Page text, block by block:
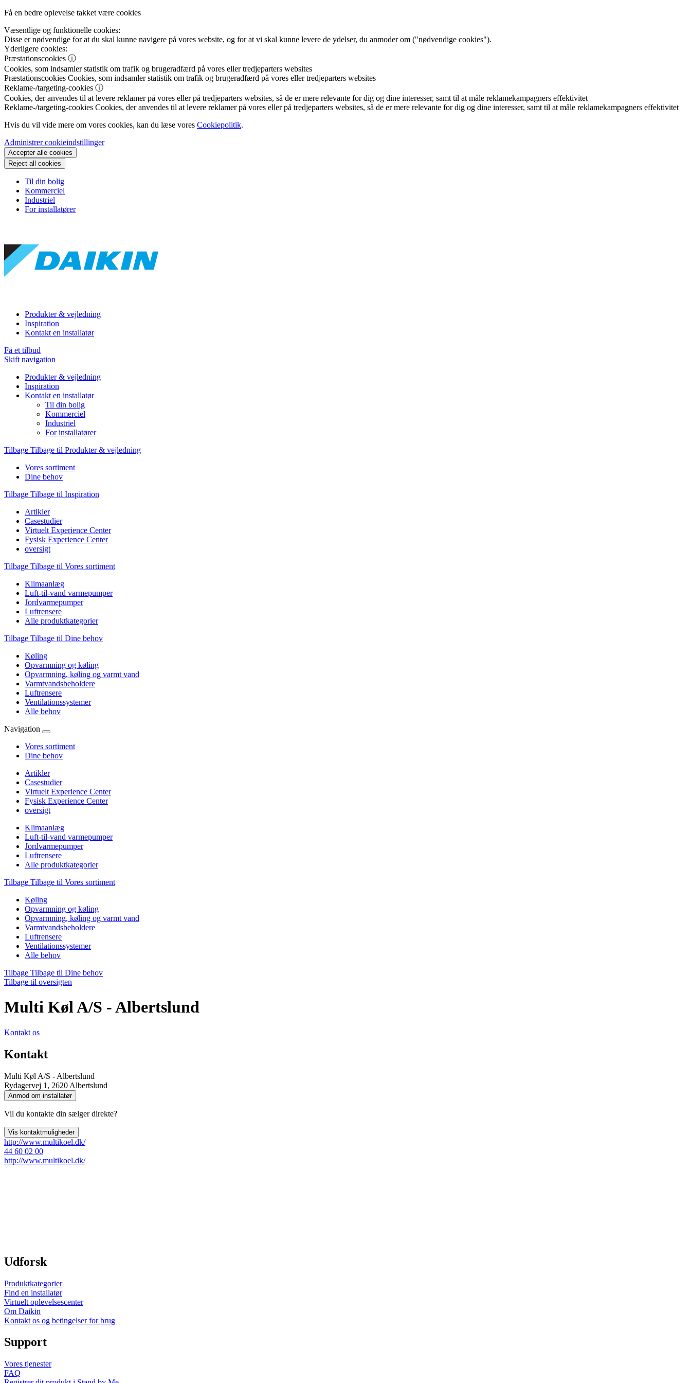
Få en bedre oplevelse takket være cookies
Væsentlige og funktionelle cookies:
Disse er nødvendige for at du skal kunne navigere på vores website, og for at vi skal kunne levere de ydelser, du anmoder om ("nødvendige cookies").
Yderligere cookies:
Præstationscookies ⓘ
Cookies, som indsamler statistik om trafik og brugeradfærd på vores eller tredjeparters websites
Præstationscookies Cookies, som indsamler statistik om trafik og brugeradfærd på vores eller tredjeparters websites
Reklame-/targeting-cookies ⓘ
Cookies, der anvendes til at levere reklamer på vores eller på tredjeparters websites, så de er mere relevante for dig og dine interesser, samt til at måle reklamekampagners effektivitet
Reklame-/targeting-cookies Cookies, der anvendes til at levere reklamer på vores eller på tredjeparters websites, så de er mere relevante for dig og dine interesser, samt til at måle reklamekampagners effektivitet
Hvis du vil vide mere om vores cookies, kan du læse vores Cookiepolitik.
Administrer cookieindstillinger
Accepter alle cookies
Reject all cookies
Til din bolig
Kommerciel
Industriel
For installatører
Produkter & vejledning
Inspiration
Kontakt en installatør
Få et tilbud
Skift navigation
Produkter & vejledning
Inspiration
Kontakt en installatør
Til din bolig
Kommerciel
Industriel
For installatører
Tilbage Tilbage til Produkter & vejledning
Vores sortiment
Dine behov
Tilbage Tilbage til Inspiration
Artikler
Casestudier
Virtuelt Experience Center
Fysisk Experience Center
oversigt
Tilbage Tilbage til Vores sortiment
Klimaanlæg
Luft-til-vand varmepumper
Jordvarmepumper
Luftrensere
Alle produktkategorier
Tilbage Tilbage til Dine behov
Køling
Opvarmning og køling
Opvarmning, køling og varmt vand
Varmtvandsbeholdere
Luftrensere
Ventilationssystemer
Alle behov
Navigation
Vores sortiment
Dine behov
Artikler
Casestudier
Virtuelt Experience Center
Fysisk Experience Center
oversigt
Klimaanlæg
Luft-til-vand varmepumper
Jordvarmepumper
Luftrensere
Alle produktkategorier
Tilbage Tilbage til Vores sortiment
Køling
Opvarmning og køling
Opvarmning, køling og varmt vand
Varmtvandsbeholdere
Luftrensere
Ventilationssystemer
Alle behov
Tilbage Tilbage til Dine behov
Tilbage til oversigten
Multi Køl A/S - Albertslund
Kontakt os
Kontakt
Multi Køl A/S - Albertslund
Rydagervej 1, 2620 Albertslund
Anmod om installatør
Vil du kontakte din sælger direkte?
Vis kontaktmuligheder
http://www.multikoel.dk/
44 60 02 00
http://www.multikoel.dk/
Udforsk
Produktkategorier
Find en installatør
Virtuelt oplevelsescenter
Om Daikin
Kontakt os og betingelser for brug
Support
Vores tjenester
FAQ